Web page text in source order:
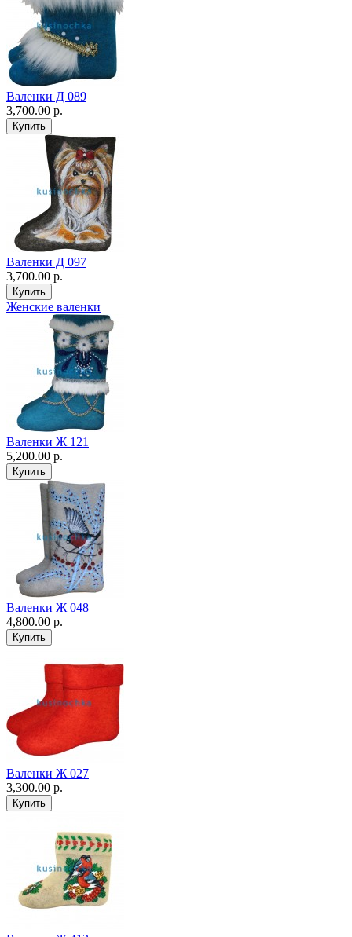
Валенки Д 089
3,700.00 р.
Валенки Д 097
3,700.00 р.
Женские валенки
Валенки Ж 121
5,200.00 р.
Валенки Ж 048
4,800.00 р.
Валенки Ж 027
3,300.00 р.